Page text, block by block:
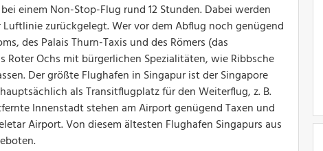
einem Non-Stop-Flug rund 12 Stunden. Dabei werden
zurückgelegt. Wer vor dem Abflug noch genügend
des Palais Thurn-Taxis und des Römers (das
Ochs mit bürgerlichen Spezialitäten, wie Ribbsche
Der größte Flughafen in Singapur ist der Singapore
als Transitflugplatz für den Weiterflug, z. B.
Innenstadt stehen am Airport genügend Taxen und
Airport. Von diesem ältesten Flughafen Singapurs aus